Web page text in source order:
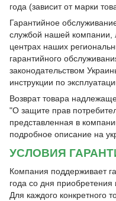
года (зависит от марки
Гарантийное
службой нашей компании,
центрах наших
гарантийного
законодательством
инструкции по
Возврат товара
"О защите прав
представленная в
подробное описание на
УСЛОВИЯ
Компания поддерживает
года со дня приобретения
Для каждого конкретного